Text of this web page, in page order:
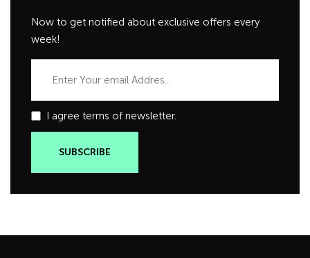
Now to get notified about exclusive offers every
week!
I agree terms of newsletter.